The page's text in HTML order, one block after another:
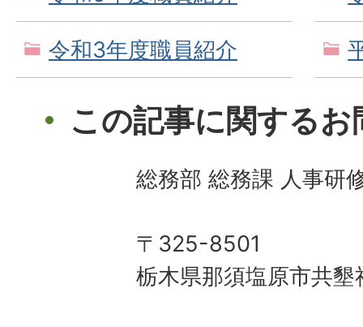
令和3年度職員紹介
この記事に関する
総務部 総務課 人事研
〒325-8501
栃木県那須塩原市共